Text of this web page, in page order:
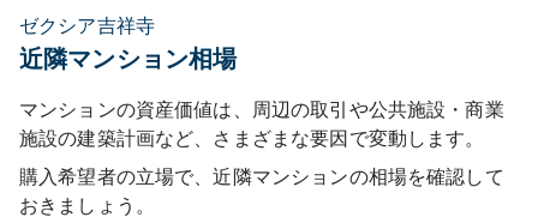
ゼクシア吉祥寺
近隣マンション相場
マンションの資産価値は、周辺の取引や公共施設・商業
施設の建築計画など、さまざまな要因で変動します。
購入希望者の立場で、近隣マンションの相場を確認して
おきましょう。